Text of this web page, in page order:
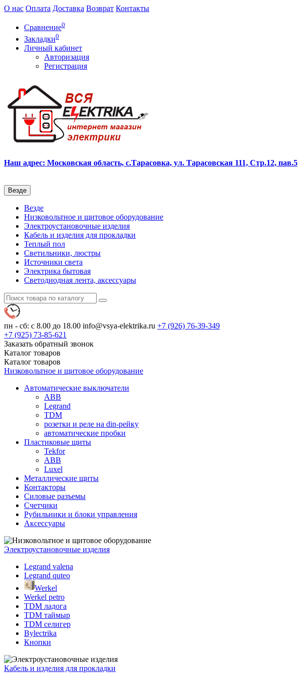
О нас Оплата Доставка Возврат Контакты
Сравнение0
Закладки0
Личный кабинет
Авторизация
Регистрация
Наш адрес: Московская область, с.Тарасовка, ул. Тарасовская 111, Стр.12, пав.5
Везде
Везде
Низковольтное и щитовое оборудование
Электроустановочные изделия
Кабель и изделия для прокладки
Теплый пол
Светильники, люстры
Источники света
Электрика бытовая
Светодиодная лента, аксессуары
пн - сб: с 8.00 до 18.00 info@vsya-elektrika.ru +7 (926) 76-39-349
+7 (925) 73-85-621
Заказать обратный звонок
Каталог товаров
Каталог товаров
Низковольтное и щитовое оборудование
Автоматические выключатели
ABB
Legrand
TDM
розетки и реле на din-рейку
автоматические пробки
Пластиковые щиты
Tekfor
ABB
Luxel
Металлические щиты
Контакторы
Силовые разъемы
Счетчики
Рубильники и блоки управления
Аксессуары
Электроустановочные изделия
Legrand valena
Legrand quteo
Werkel
Werkel petro
TDM ладога
TDM таймыр
TDM селигер
Bylectrika
Кнопки
Кабель и изделия для прокладки